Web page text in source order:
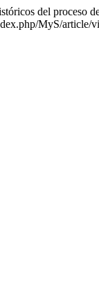
del proceso
MyS/article/